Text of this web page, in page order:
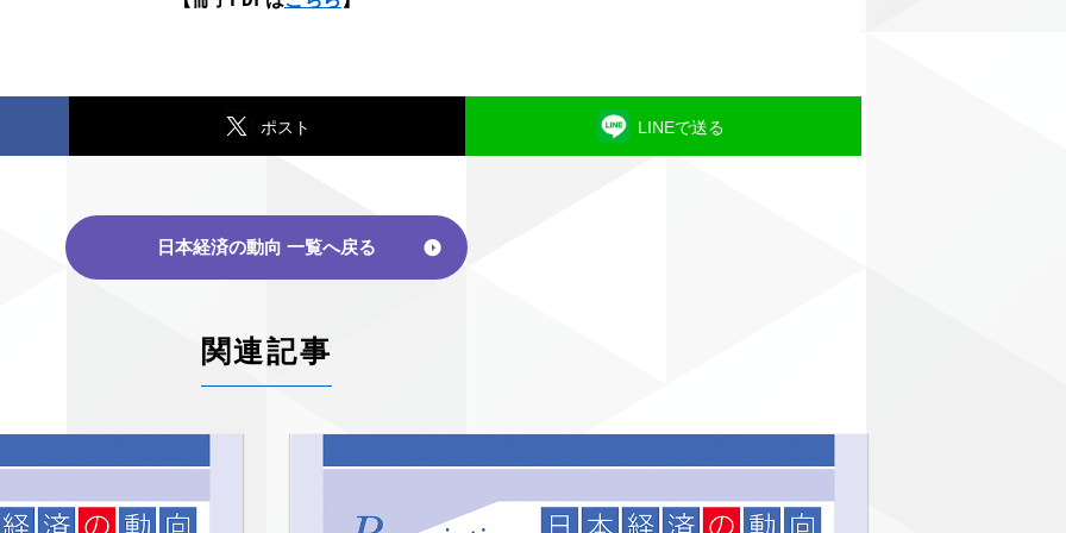
ポスト LINEで送る
日本経済の動向 一覧へ戻る
関連記事